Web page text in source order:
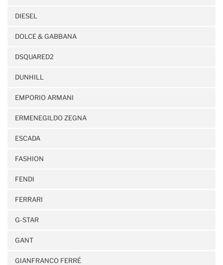
DIESEL
DOLCE & GABBANA
DSQUARED2
DUNHILL
EMPORIO ARMANI
ERMENEGILDO ZEGNA
ESCADA
FASHION
FENDI
FERRARI
G-STAR
GANT
GIANFRANCO FERRÉ